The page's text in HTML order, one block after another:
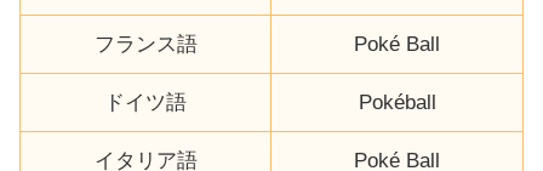
フランス語 Poké Ball
ドイツ語 Pokéball
イタリア語 Poké Ball